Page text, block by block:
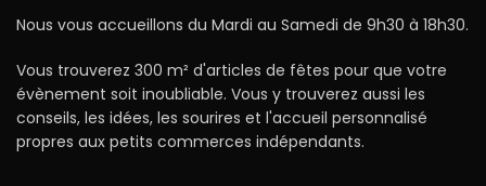
Nous vous accueillons du Mardi au Samedi de 9h30 à 18h30.
Vous trouverez 300 m² d'articles de fêtes pour que votre
évènement soit inoubliable. Vous y trouverez aussi les
conseils, les idées, les sourires et l'accueil personnalisé
propres aux petits commerces indépendants.